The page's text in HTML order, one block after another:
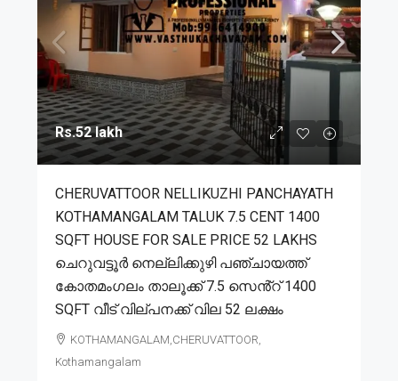
Rs.52 lakh
CHERUVATTOOR NELLIKUZHI PANCHAYATH
KOTHAMANGALAM TALUK 7.5 CENT 1400
SQFT HOUSE FOR SALE PRICE 52 LAKHS
ചെറുവട്ടൂർ നെല്ലിക്കുഴി പഞ്ചായത്ത്
കോതമംഗലം താലൂക്ക് 7.5 സെൻ്റ് 1400
SQFT വീട് വില്പനക്ക് വില 52 ലക്ഷം
KOTHAMANGALAM,CHERUVATTOOR,
Kothamangalam